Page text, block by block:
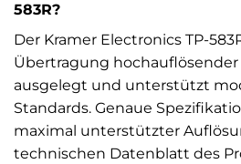
583R?
Der Kramer Electronics TP-
Übertragung hochauflösender
ausgelegt und unterstützt
Standards. Genaue
maximal unterstützter
technischen Datenblatt des